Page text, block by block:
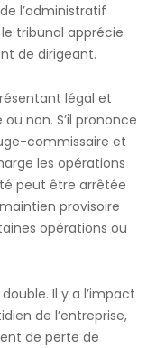
l’administratif
tribunal apprécie
de dirigeant.
légal et
non. S’il prononce
commissaire et
les opérations
peut être arrêtée
provisoire
opérations ou
Il y a l’impact
de l’entreprise,
de perte de